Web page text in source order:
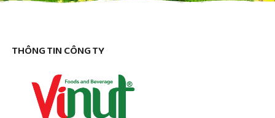
THÔNG TIN CÔNG TY